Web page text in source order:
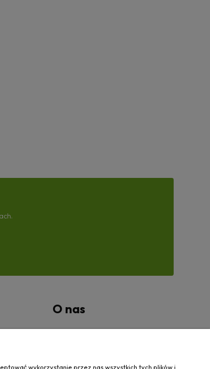
O nas
wykorzystanie przez nas wszystkich tych plików i